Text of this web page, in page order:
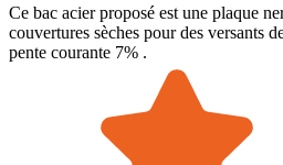
Ce bac acier proposé est une plaque
couvertures sèches pour des versants
pente courante 7% .